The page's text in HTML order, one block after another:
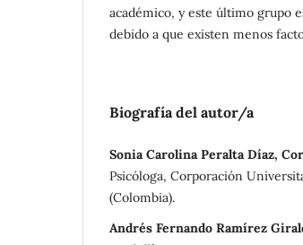
académico, y este último grupo
debido a que existen menos
Biografía del autor/a
Sonia Carolina Peralta Díaz,
Psicóloga, Corporación
(Colombia).
Andrés Fernando Ramírez